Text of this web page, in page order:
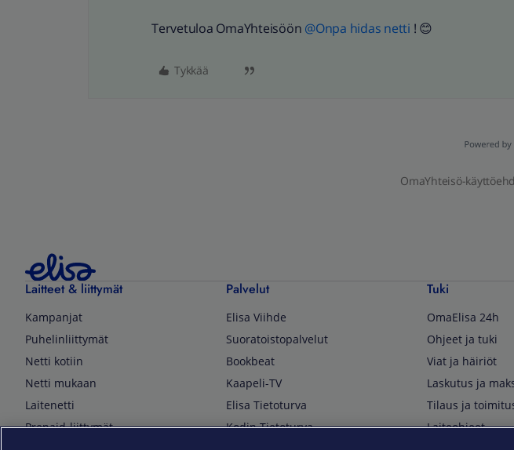
Tervetuloa OmaYhteisöön @Onpa hidas netti ! 😊
Tykkää
OmaYhteisö-
Laitteet & liittymät
Kampanjat
Puhelinliittymät
Netti kotiin
Netti mukaan
Laitenetti
Prepaid-liittymät
Palvelut
Elisa Viihde
Suoratoistopalvelut
Bookbeat
Kaapeli-TV
Elisa Tietoturva
Kodin Tietoturva
Tuki
OmaElisa 24h
Ohjeet ja tuki
Viat ja häiriöt
Laskutus ja
Tilaus ja
Laiteohjeet